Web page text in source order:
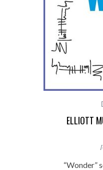
ELLIOTT
“Wonder”